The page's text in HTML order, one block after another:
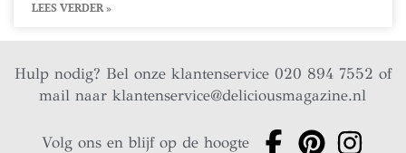
LEES VERDER »
Hulp nodig? Bel onze klantenservice 020 894 7552 of
mail naarklantenservice@deliciousmagazine.nl
Volg ons en blijf op de hoogte